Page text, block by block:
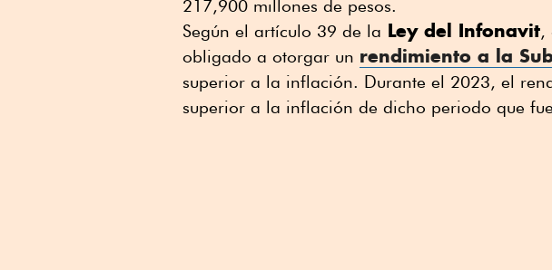
217,900 millones de pesos.
Según el artículo 39 de la Ley del Infonavit,
obligado a otorgar un rendimiento a la
superior a la inflación. Durante el 2023, el
superior a la inflación de dicho periodo que